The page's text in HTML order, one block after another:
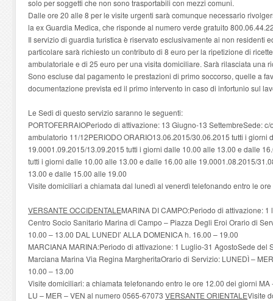
solo per soggetti che non sono trasportabili con mezzi comuni.
Dalle ore 20 alle 8 per le visite urgenti sarà comunque necessario
la ex Guardia Medica, che risponde al numero verde gratuito
Il servizio di guardia turistica è riservato esclusivamente ai non residenti
particolare sarà richiesto un contributo di 8 euro per la ripetizione di
ambulatoriale e di 25 euro per una visita domiciliare. Sarà rilasciata una
Sono escluse dal pagamento le prestazioni di primo soccorso, quelle a
documentazione prevista ed il primo intervento in caso di infortunio sul
Le Sedi di questo servizio saranno le seguenti:
PORTOFERRAIOPeriodo di attivazione: 13 Giugno-13 SettembreSede:
ambulatorio 11/12PERIODO ORARIO13.06.2015/30.06.2015 tutti i
19.0001.09.2015/13.09.2015 tutti i giorni dalle 10.00 alle 13.00 e dalle
tutti i giorni dalle 10.00 alle 13.00 e dalle 16.00 alle 19.0001.08.2015/
13.00 e dalle 15.00 alle 19.00
Visite domiciliari a chiamata dal lunedì al venerdì telefonando entro le
VERSANTE OCCIDENTALEMARINA DI CAMPO:Periodo di attivazione:
Centro Socio Sanitario Marina di Campo – Piazza Degli Eroi Orario di
10.00 – 13.00 DAL LUNEDI’ ALLA DOMENICA h. 16.00 – 19.00
MARCIANA MARINA:Periodo di attivazione: 1 Luglio-31 AgostoSede del
Marciana Marina Via Regina MargheritaOrario di Servizio: LUNEDÌ –
10.00 – 13.00
Visite domiciliari: a chiamata telefonando entro le ore 12.00 dei giorni
LU – MER – VEN al numero 0565-67073 VERSANTE ORIENTALEVisite